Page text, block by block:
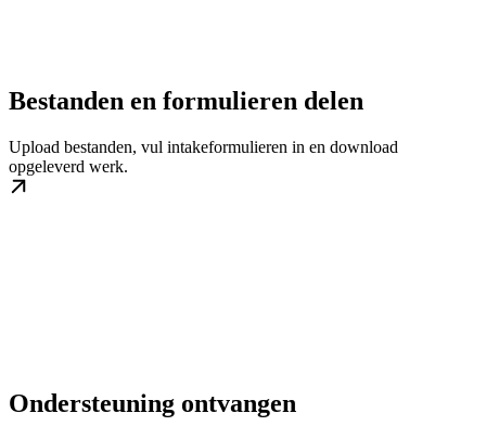
Bestanden en formulieren delen
Upload bestanden, vul intakeformulieren in en download
opgeleverd werk.
Ondersteuning ontvangen